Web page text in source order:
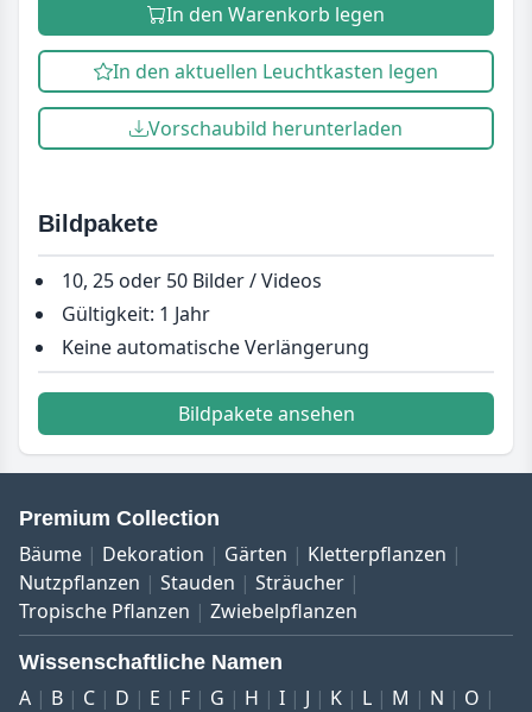
In den Warenkorb legen
In den aktuellen Leuchtkasten legen
Vorschaubild herunterladen
Bildpakete
10, 25 oder 50 Bilder / Videos
Gültigkeit: 1 Jahr
Keine automatische Verlängerung
Bildpakete ansehen
Premium Collection
Bäume Dekoration Gärten
Kletterpflanzen
Nutzpflanzen
Stauden
Sträucher
Tropische Pflanzen
Zwiebelpflanzen
Wissenschaftliche Namen
A B C D E F G H I J K L M N
O